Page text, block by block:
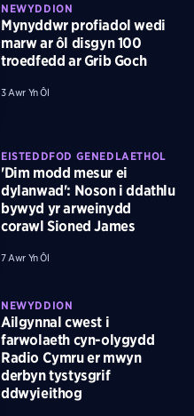
NEWYDDION
Mynyddwr profiadol wedi
marw ar ôl disgyn 100
troedfedd ar Grib Goch
3 Awr Yn Ôl
EISTEDDFOD GENEDLAETHOL
'Dim modd mesur ei
dylanwad': Noson i ddathlu
bywyd yr arweinydd
corawl Sioned James
7 Awr Yn Ôl
NEWYDDION
Ailgynnal cwest i
farwolaeth cyn-olygydd
Radio Cymru er mwyn
derbyn tystysgrif
ddwyieithog